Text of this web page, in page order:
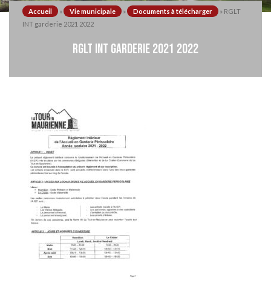
Accueil » Vie municipale » Documents à télécharger » RGLT
INT garderie 2021 2022
RGLT INT GARDERIE 2021 2022